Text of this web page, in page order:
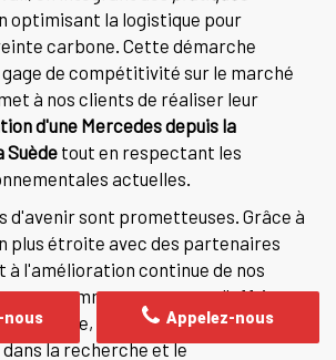
optimisant la logistique pour
carbone. Cette démarche
de compétitivité sur le marché
à nos clients de réaliser leur
d'une Mercedes depuis la
Suèdetout en respectant les
actuelles.
d'avenir sont prometteuses. Grâce à
plus étroite avec des partenaires
à l'amélioration continue de nos
nous sommes en mesure d'offrir un
rapide, fiable et sécurisé. Nos
la recherche et le
Appelez-nous
nous